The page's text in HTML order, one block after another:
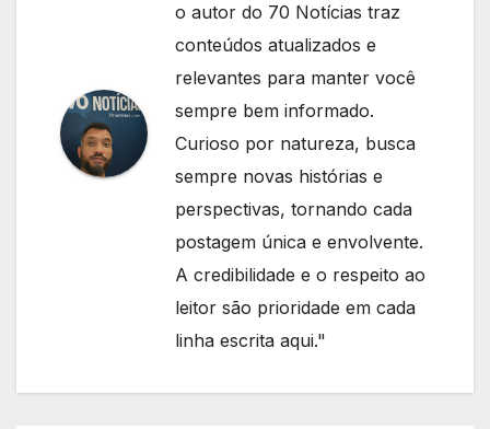
o autor do 70 Notícias traz
conteúdos atualizados e
relevantes para manter você
sempre bem informado.
Curioso por natureza, busca
sempre novas histórias e
perspectivas, tornando cada
postagem única e envolvente.
A credibilidade e o respeito ao
leitor são prioridade em cada
linha escrita aqui."